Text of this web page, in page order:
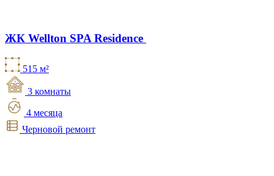
ЖК Wellton SPA Residence
515 м²
3 комнаты
4 месяца
Черновой ремонт